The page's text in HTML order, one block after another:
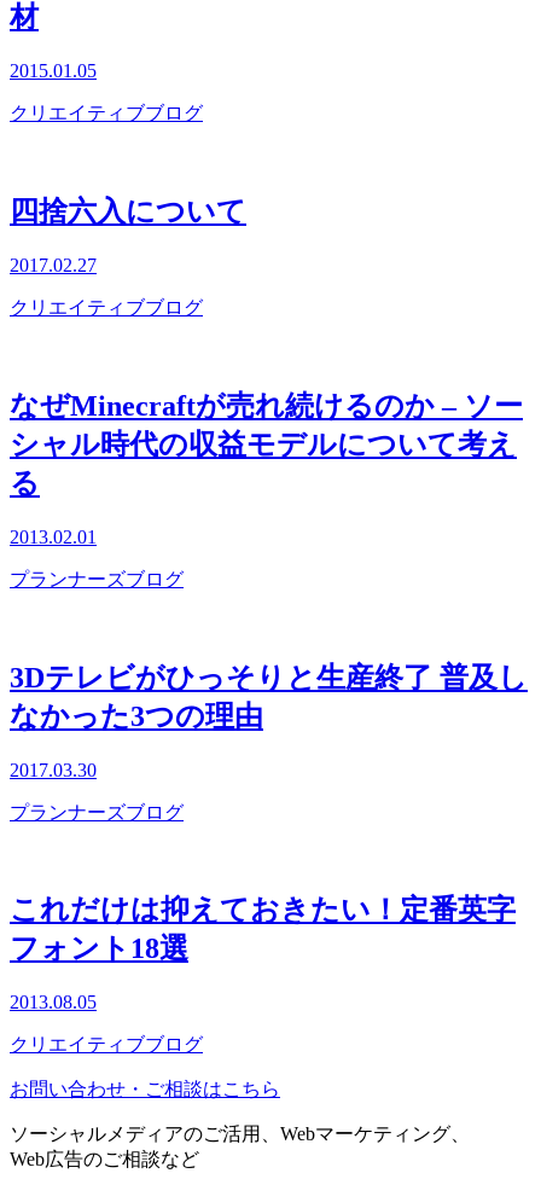
材
2015.01.05
クリエイティブブログ
四捨六入について
2017.02.27
クリエイティブブログ
なぜMinecraftが売れ続けるのか – ソー
シャル時代の収益モデルについて考え
る
2013.02.01
プランナーズブログ
3Dテレビがひっそりと生産終了 普及し
なかった3つの理由
2017.03.30
プランナーズブログ
これだけは抑えておきたい！定番英字
フォント18選
2013.08.05
クリエイティブブログ
お問い合わせ・ご相談はこちら
ソーシャルメディアのご活用、Webマーケティング、
Web広告のご相談など